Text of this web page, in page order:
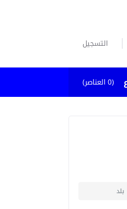
التسجيل
(
0العناصر)
بلد